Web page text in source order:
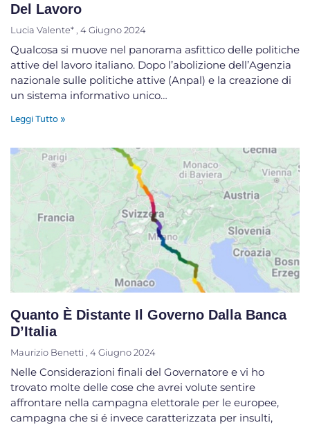
Del Lavoro
Lucia Valente* 4 Giugno 2024
Qualcosa si muove nel panorama asfittico delle politiche
attive del lavoro italiano. Dopo l’abolizione dell’Agenzia
nazionale sulle politiche attive (Anpal) e la creazione di
un sistema informativo unico…
Leggi Tutto »
Quanto È Distante Il Governo Dalla Banca
D’Italia
Maurizio Benetti 4 Giugno 2024
Nelle Considerazioni finali del Governatore e vi ho
trovato molte delle cose che avrei volute sentire
affrontare nella campagna elettorale per le europee,
campagna che si é invece caratterizzata per insulti,